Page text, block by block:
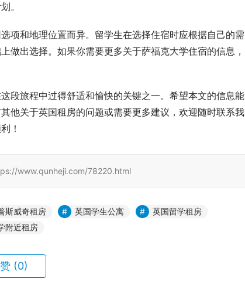
。
项和地理位置而异。留学生在选择住宿时应根据自己的需
做出选择。如果你需要更多关于萨福克大学住宿的信息，
段旅程中过得舒适和愉快的关键之一。希望本文的信息能
他关于英国租房的问题或需要更多建议，欢迎随时联系我
！
www.qunheji.com/78220.html
斯威奇租房 英国学生公寓
英国留学租房
附近租房
赞 (0)